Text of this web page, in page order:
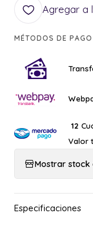
Agregar a
MÉTODOS DE PAGO
12
Valor
Mostrar stock